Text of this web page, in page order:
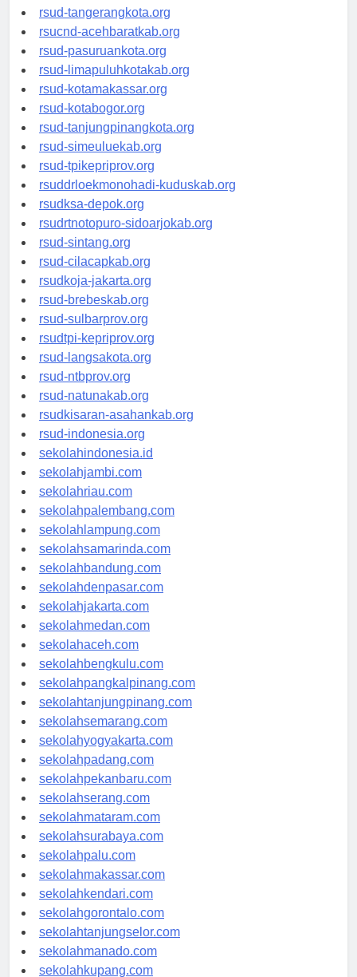
rsud-kotabekasi.org
rsud-tangerangkota.org
rsucnd-acehbaratkab.org
rsud-pasuruankota.org
rsud-limapuluhkotakab.org
rsud-kotamakassar.org
rsud-kotabogor.org
rsud-tanjungpinangkota.org
rsud-simeuluekab.org
rsud-tpikepriprov.org
rsuddrloekmonohadi-kuduskab.org
rsudksa-depok.org
rsudrtnotopuro-sidoarjokab.org
rsud-sintang.org
rsud-cilacapkab.org
rsudkoja-jakarta.org
rsud-brebeskab.org
rsud-sulbarprov.org
rsudtpi-kepriprov.org
rsud-langsakota.org
rsud-ntbprov.org
rsud-natunakab.org
rsudkisaran-asahankab.org
rsud-indonesia.org
sekolahindonesia.id
sekolahjambi.com
sekolahriau.com
sekolahpalembang.com
sekolahlampung.com
sekolahsamarinda.com
sekolahbandung.com
sekolahdenpasar.com
sekolahjakarta.com
sekolahmedan.com
sekolahaceh.com
sekolahbengkulu.com
sekolahpangkalpinang.com
sekolahtanjungpinang.com
sekolahsemarang.com
sekolahyogyakarta.com
sekolahpadang.com
sekolahpekanbaru.com
sekolahserang.com
sekolahmataram.com
sekolahsurabaya.com
sekolahpalu.com
sekolahmakassar.com
sekolahkendari.com
sekolahgorontalo.com
sekolahtanjungselor.com
sekolahmanado.com